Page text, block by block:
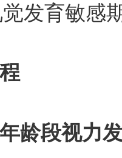
发育敏感
龄段视力